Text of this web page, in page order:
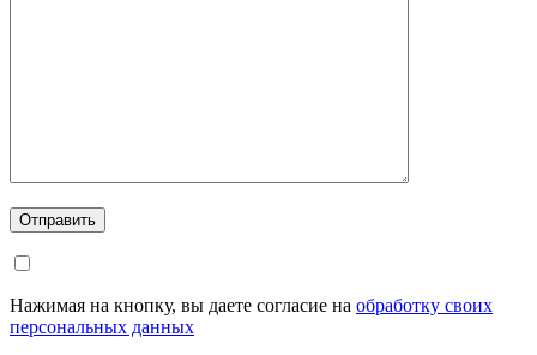
Отправить
Нажимая на кнопку, вы даете согласие на обработку своих
персональных данных